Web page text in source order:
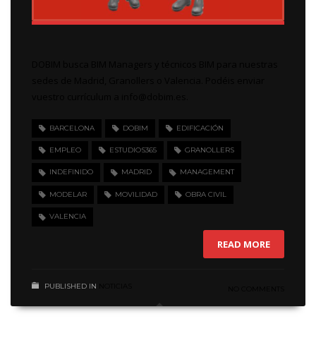
BARCELONA DOBIM EDIFICACIÓN
EMPLEO ESTUDIOS365 GRANOLLERS
INDEFINIDO MADRID MANAGEMENT
MODELAR MOVILIDAD OBRA CIVIL
VALENCIA
READ MORE
PUBLISHED IN